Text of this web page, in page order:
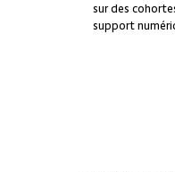
sur des
support